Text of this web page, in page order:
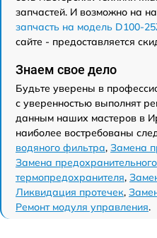
запчастей. И возможно на
запчасть на модель D100-
сайте - предоставляется
Знаем свое дело
Будьте уверены в
с уверенностью выполнят
данным наших мастеров в
наиболее востребованы
водяного фильтра, Замена
Замена
термопредохранителя,
Ликвидация протечек,
Ремонт модуля управления.